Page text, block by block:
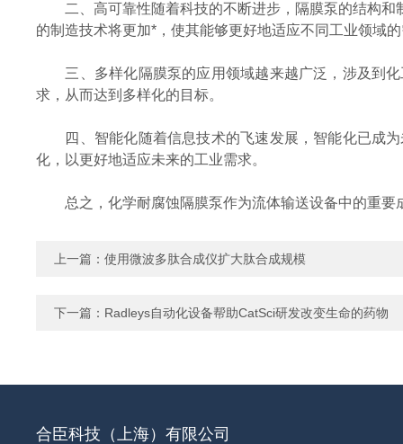
二、高可靠性随着科技的不断进步，隔膜泵的结构和
的制造技术将更加*，使其能够更好地适应不同工业领域
三、多样化隔膜泵的应用领域越来越广泛，涉及到化
求，从而达到多样化的目标。
四、智能化随着信息技术的飞速发展，智能化已成为
化，以更好地适应未来的工业需求。
总之，化学耐腐蚀隔膜泵作为流体输送设备中的重要
上一篇： 使用微波多肽合成仪扩大肽合成规模
下一篇： Radleys自动化设备帮助CatSci研发改变生命的药物
合臣科技（上海）有限公司